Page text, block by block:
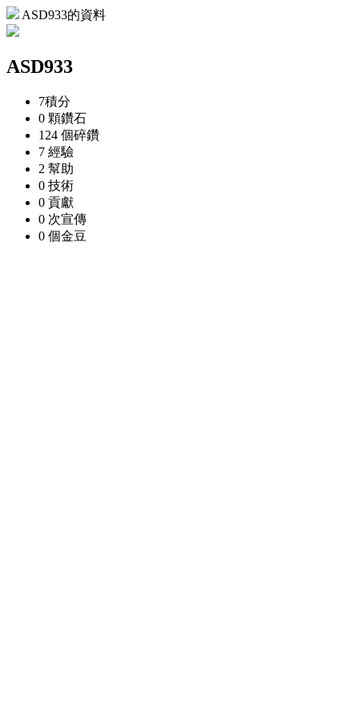
ASD933的資料
ASD933
7積分
0 顆鑽石
124 個碎鑽
7 經驗
2 幫助
0 技術
0 貢獻
0 次宣傳
0 個金豆